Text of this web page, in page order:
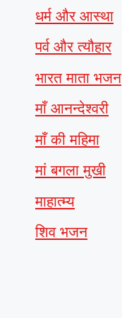
धर्म और आस्था
पर्व और त्यौहार
भारत माता भजन
माँ आनन्देश्वरी
माँ की महिमा
मां बगला मुखी
माहात्म्य
शिव भजन